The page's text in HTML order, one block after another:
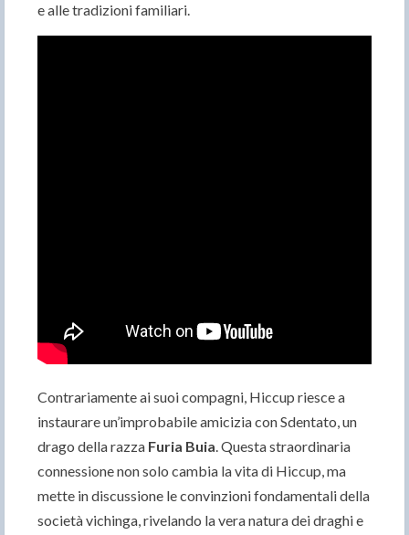
e alle tradizioni familiari.
Contrariamente ai suoi compagni, Hiccup riesce a
instaurare un’improbabile amicizia con Sdentato, un
drago della razza Furia Buia. Questa straordinaria
connessione non solo cambia la vita di Hiccup, ma
mette in discussione le convinzioni fondamentali della
società vichinga, rivelando la vera natura dei draghi e